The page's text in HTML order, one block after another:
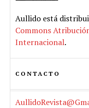
Aullido está
Commons
Internacional.
CONTACTO